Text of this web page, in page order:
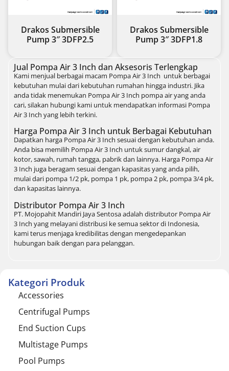
Kategori Produk
Accessories
Centrifugal Pumps
End Suction Cups
Multistage Pumps
Pool Pumps
Drakos Submersible
Pump 3″ 3DFP2.5
Drakos Submersible
Pump 3″ 3DFP1.8
Jual Pompa Air 3 Inch dan Aksesoris Terlengkap
Kami menjual berbagai macam Pompa Air 3 Inch untuk berbagai
kebutuhan mulai dari kebutuhan rumahan hingga industri. Jika
anda tidak menemukan Pompa Air 3 Inch pompa air yang anda
cari, silakan hubungi kami untuk mendapatkan informasi Pompa
Air 3 Inch yang lebih terkini.
Harga Pompa Air 3 Inch untuk Berbagai Kebutuhan
Dapatkan harga Pompa Air 3 Inch sesuai dengan kebutuhan anda.
Anda bisa memilih Pompa Air 3 Inch untuk sumur dangkal, air
kotor, sawah, rumah tangga, pabrik dan lainnya. Harga Pompa Air
3 Inch juga beragam sesuai dengan kapasitas yang anda pilih,
mulai dari pompa 1/2 pk, pompa 1 pk, pompa 2 pk, pompa 3/4 pk,
dan kapasitas lainnya.
Distributor Pompa Air 3 Inch
PT. Mojopahit Mandiri Jaya Sentosa adalah distributor Pompa Air
3 Inch yang melayani distribusi ke semua sektor di Indonesia,
kami terus menjaga kredibilitas dengan mengedepankan
hubungan baik dengan para pelanggan.